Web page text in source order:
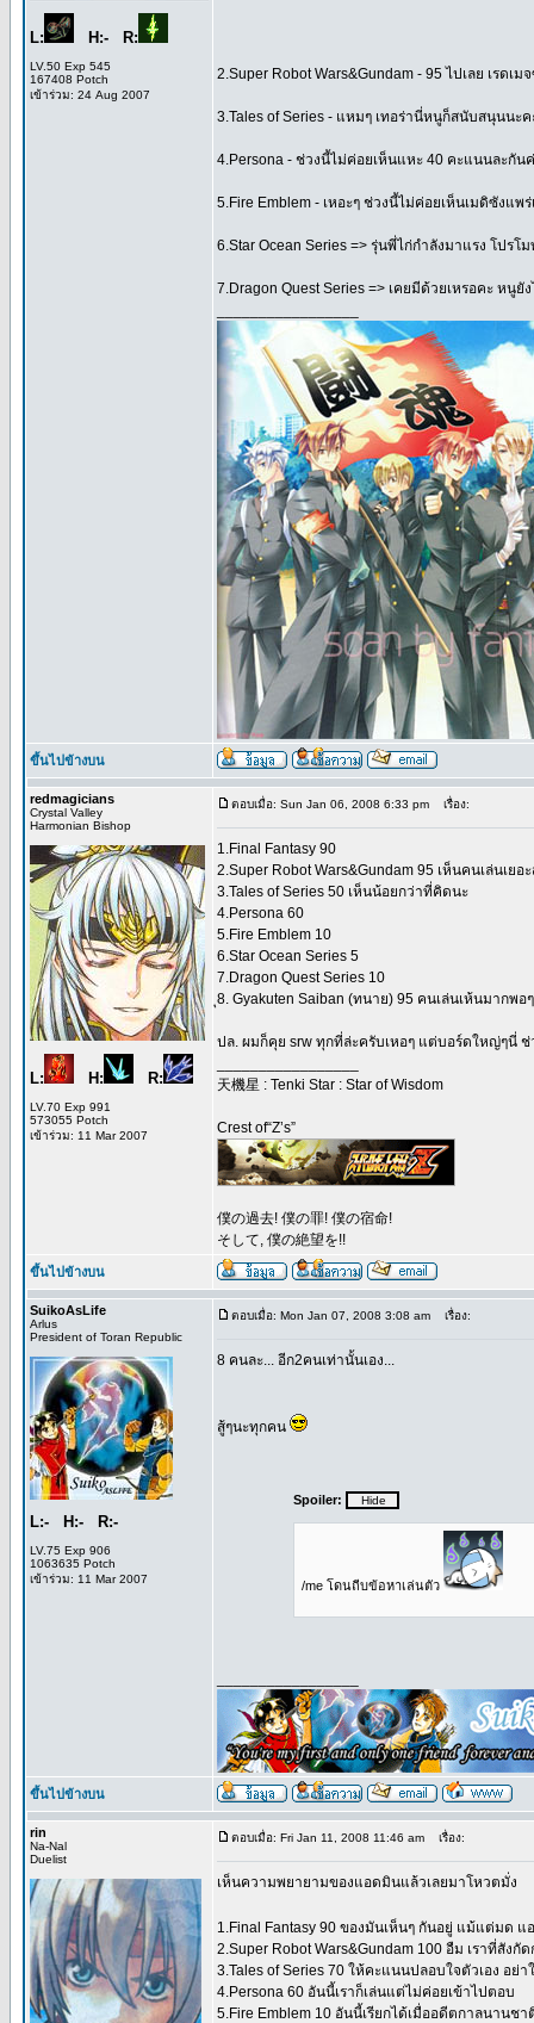
L: H:- R:
LV.50 Exp 545
167408 Potch
เข้าร่วม: 24 Aug 2007
2.Super Robot Wars&Gundam - 95 ไปเลย เรด
3.Tales of Series - แหมๆ เทอร่านี่หนูก็สนับสนุนน
4.Persona - ช่วงนี้ไม่ค่อยเห็นแหะ 40 คะแนนละกัน
5.Fire Emblem - เหอะๆ ช่วงนี้ไม่ค่อยเห็นเมดิซังแพ
6.Star Ocean Series => รุ่นพี่ไก่กำลังมาแรง โปรโ
7.Dragon Quest Series => เคยมีด้วยเหรอคะ หนูยั
ขึ้นไปข้างบน
redmagicians
Crystal Valley
Harmonian Bishop
L: H: R:
LV.70 Exp 991
573055 Potch
เข้าร่วม: 11 Mar 2007
ตอบเมื่อ: Sun Jan 06, 2008 6:33 pm เรื่อง:
1.Final Fantasy 90
2.Super Robot Wars&Gundam 95 เห็นคนเล่นเย
3.Tales of Series 50 เห็นน้อยกว่าที่คิดนะ
4.Persona 60
5.Fire Emblem 10
6.Star Ocean Series 5
7.Dragon Quest Series 10
8. Gyakuten Saiban (ทนาย) 95 คนเล่นเห้นมากพอๆ
ปล. ผมก็คุย srw ทุกที่ล่ะครับเหอๆ แต่บอร์ดใหญ่ๆนี่
天機星 : Tenki Star : Star of Wisdom
Crest of“Z’s”
僕の過去! 僕の罪! 僕の宿命!
そして, 僕の絶望を!!
ขึ้นไปข้างบน
SuikoAsLife
Arlus
President of Toran Republic
L:- H:- R:-
LV.75 Exp 906
1063635 Potch
เข้าร่วม: 11 Mar 2007
ตอบเมื่อ: Mon Jan 07, 2008 3:08 am เรื่อง:
8 คนละ... อีก2คนเท่านั้นเอง...
สู้ๆนะทุกคน
Spoiler:
/me โดนถีบข้อหาเล่นตัว
ขึ้นไปข้างบน
rin
Na-Nal
Duelist
ตอบเมื่อ: Fri Jan 11, 2008 11:46 am เรื่อง:
เห็นความพยายามของแอดมินแล้วเลยมาโหวตมั่ง
1.Final Fantasy 90 ของมันเห็นๆ กันอยู่ แม้แต่มด แ
2.Super Robot Wars&Gundam 100 อืม เราที่สัง
3.Tales of Series 70 ให้คะแนนปลอบใจตัวเอง อย่
4.Persona 60 อันนี้เราก็เล่นแต่ไม่ค่อยเข้าไปตอบ
5.Fire Emblem 10 อันนี้เรียกได้เมื่ออดีตกาลนานช